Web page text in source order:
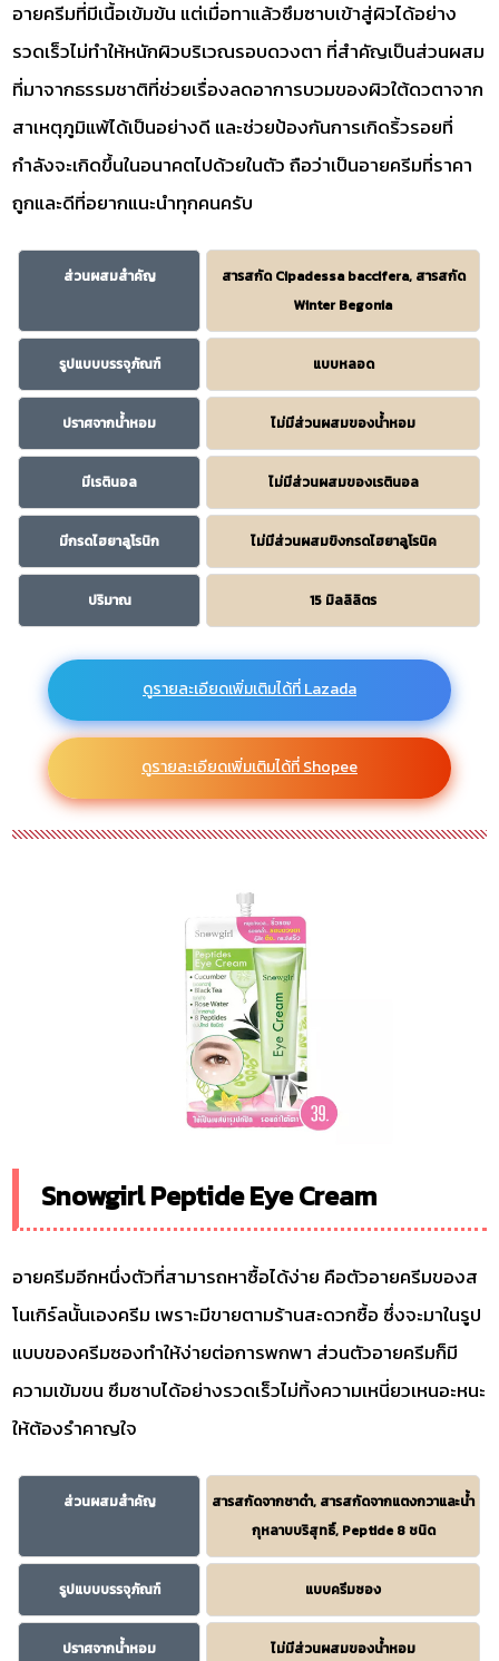
อายครีมที่มีเนื้อเข้มข้น แต่เมื่อทาแล้วซึมซาบเข้าสู่ผิวได้อย่าง
รวดเร็วไม่ทำให้หนักผิวบริเวณรอบดวงตา ที่สำคัญเป็นส่วนผสม
ที่มาจากธรรมชาติที่ช่วยเรื่องลดอาการบวมของผิวใต้ดวตาจาก
สาเหตุภูมิแพ้ได้เป็นอย่างดี และช่วยป้องกันการเกิดริ้วรอยที่
กำลังจะเกิดขึ้นในอนาคตไปด้วยในตัว ถือว่าเป็นอายครีมที่ราคา
ถูกและดีที่อยากแนะนำทุกคนครับ
ส่วนผสมสำคัญ
สารสกัด Cipadessa baccifera, สารสกัด
Winter Begonia
รูปแบบบรรจุภัณฑ์ แบบหลอด
ปราศจากน้ำหอม ไม่มีส่วนผสมของน้ำหอม
มีเรตินอล ไม่มีส่วนผสมของเรตินอล
มีกรดไฮยาลูโรนิก ไม่มีส่วนผสมขิงกรดไฮยาลูโรนิค
ปริมาณ 15 มิลลิลิตร
ดูรายละเอียดเพิ่มเติมได้ที่ Lazada
ดูรายละเอียดเพิ่มเติมได้ที่ Shopee
Snowgirl Peptide Eye Cream
อายครีมอีกหนึ่งตัวที่สามารถหาซื้อได้ง่าย คือตัวอายครีมของส
โนเกิร์ลนั้นเองครีม เพราะมีขายตามร้านสะดวกซื้อ ซึ่งจะมาในรูป
แบบของครีมซองทำให้ง่ายต่อการพกพา ส่วนตัวอายครีมก็มี
ความเข้มขน ซึมซาบได้อย่างรวดเร็วไม่ทิ้งความเหนี่ยวเหนอะหนะ
ให้ต้องรำคาญใจ
ส่วนผสมสำคัญ
สารสกัดจากชาดำ, สารสกัดจากแตงกวาและน้ำ
กุหลาบบริสุทธิ์, Peptide 8 ชนิด
รูปแบบบรรจุภัณฑ์ แบบครีมซอง
ปราศจากน้ำหอม ไม่มีส่วนผสมของน้ำหอม